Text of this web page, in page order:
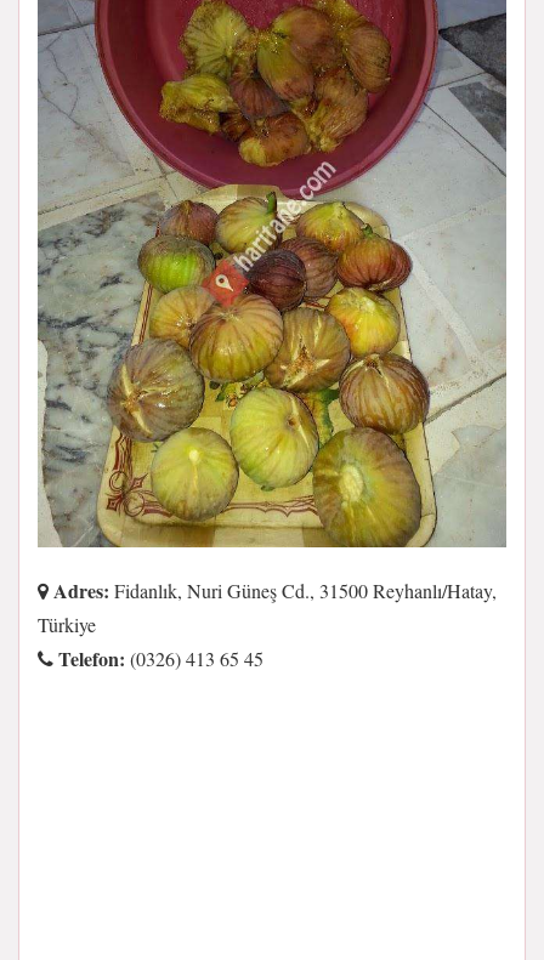
Adres: Fidanlık, Nuri Güneş Cd., 31500 Reyhanlı/Hatay,
Türkiye
Telefon: (0326) 413 65 45